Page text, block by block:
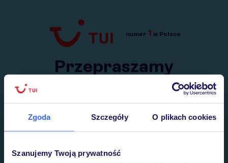
Zgoda Szczegóły O plikach cookies
Szanujemy Twoją prywatność
Przejdź do TUI.pl
numer 1 w Polsce
Przepraszamy
Wysłaliśmy nasz serwis na krótkie wakacje.